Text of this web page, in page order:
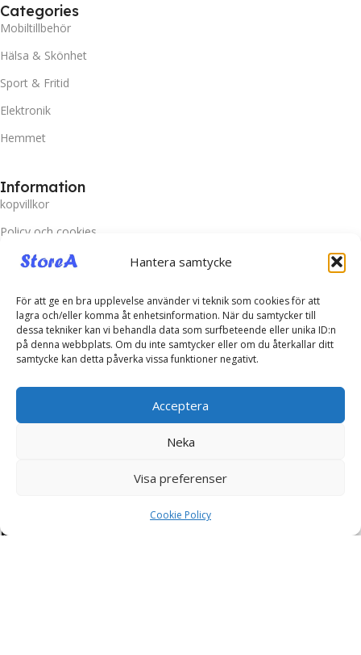
Hantera samtycke
För att ge en bra upplevelse använder vi teknik som cookies för att
lagra och/eller komma åt enhetsinformation. När du samtycker till
dessa tekniker kan vi behandla data som surfbeteende eller unika ID:n
på denna webbplats. Om du inte samtycker eller om du återkallar ditt
samtycke kan detta påverka vissa funktioner negativt.
Acceptera
Neka
Visa preferenser
Cookie Policy
Categories
Mobiltillbehör
Hälsa & Skönhet
Sport & Fritid
Elektronik
Hemmet
Information
kopvillkor
Policy och cookies
Frakt och Leverans
Miljö
Kundtjänst
Kontakta oss